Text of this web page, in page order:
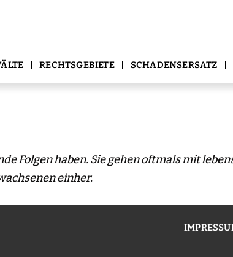
RECHTSGEBIETE SCHADENSERSATZ
Folgen haben. Sie gehen oftmals mit
einher.